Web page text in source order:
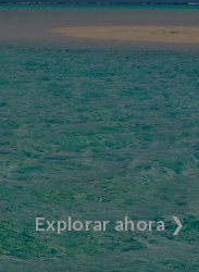
Explorar ahora❯